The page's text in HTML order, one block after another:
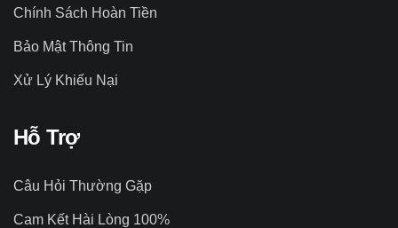
Chính Sách Hoàn Tiền
Bảo Mật Thông Tin
Xử Lý Khiếu Nại
Hỗ Trợ
Câu Hỏi Thường Gặp
Cam Kết Hài Lòng 100%